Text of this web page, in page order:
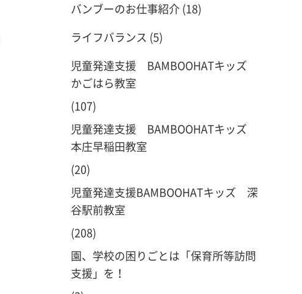
バンブーのお仕事紹介(18)
ライフバランス (5)
児童発達支援 BAMBOOHATキッズ
かごはら教室
(107)
児童発達支援 BAMBOOHATキッズ
本庄早稲田教室
(20)
児童発達支援BAMBOOHATキッズ 深
谷駅前教室
(208)
園、学校の困りごとは「保育所等訪問
支援」を！